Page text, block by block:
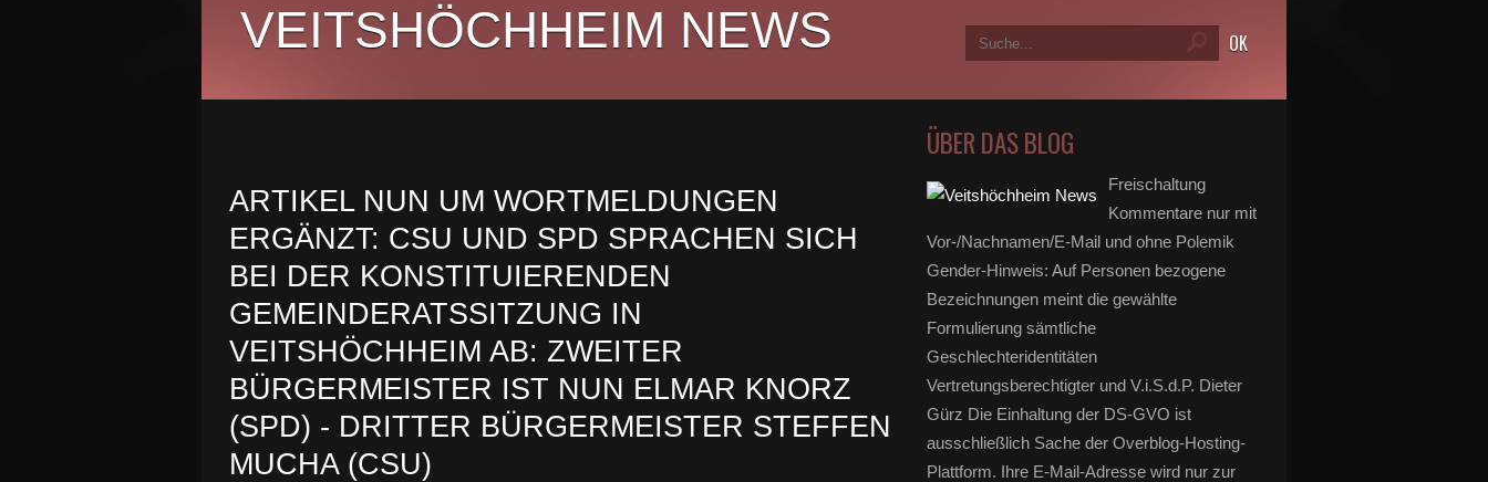
VEITSHÖCHHEIM NEWS
ARTIKEL NUN UM WORTMELDUNGEN
ERGÄNZT: CSU UND SPD SPRACHEN SICH
BEI DER KONSTITUIERENDEN
GEMEINDERATSSITZUNG IN
VEITSHÖCHHEIM AB: ZWEITER
BÜRGERMEISTER IST NUN ELMAR KNORZ
(SPD) - DRITTER BÜRGERMEISTER STEFFEN
MUCHA (CSU)
ÜBER DAS BLOG
Freischaltung
Kommentare nur mit
Vor-/Nachnamen/E-Mail und ohne Polemik
Gender-Hinweis: Auf Personen bezogene
Bezeichnungen meint die gewählte
Formulierung sämtliche
Geschlechteridentitäten
Vertretungsberechtigter und V.i.S.d.P. Dieter
Gürz Die Einhaltung der DS-GVO ist
ausschließlich Sache der Overblog-Hosting-
Plattform. Ihre E-Mail-Adresse wird nur zur